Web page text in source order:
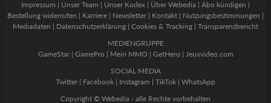
Impressum | Unser Team | Unser Kodex | Über Webedia | Abo kündigen |
Bestellung widerrufen | Karriere | Newsletter | Kontakt | Nutzungsbestimmungen |
Mediadaten | Datenschutzerklärung | Cookies & Tracking | Transparenzbericht
MEDIENGRUPPE
GameStar| GamePro | Mein MMO | GetHero | Jeuxvideo.com
SOCIAL MEDIA
Twitter | Facebook | Instagram | TikTok | WhatsApp
Copyright © Webedia - alle Rechte vorbehalten